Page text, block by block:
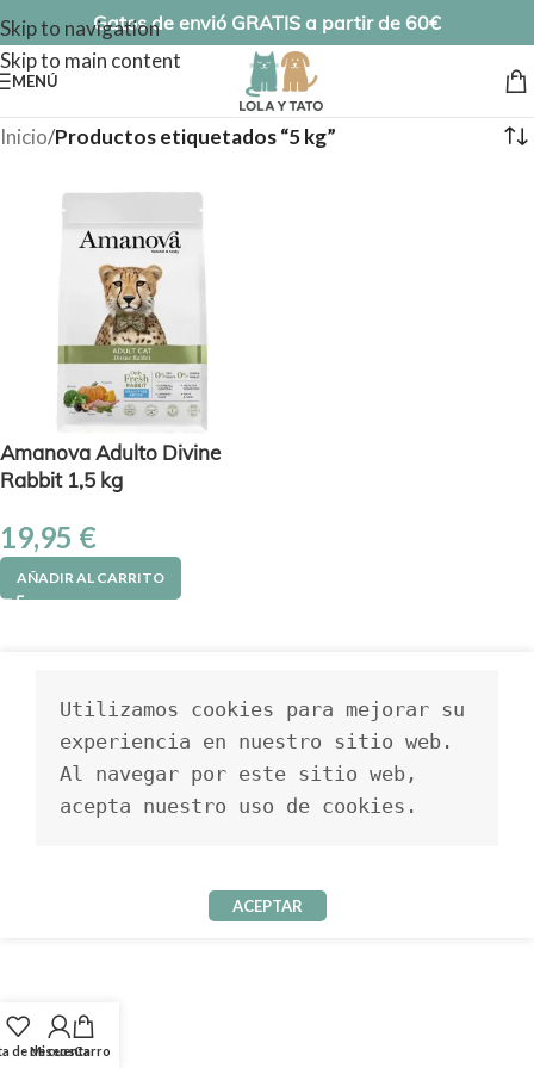
Skip to navigation
Skip to main content
Gatos de envió GRATIS a partir de 60€
MENÚ
Inicio/Productos etiquetados “5 kg”
Amanova Adulto Divine
Rabbit 1,5 kg
19,95 €
AÑADIR AL CARRITO
de deseos
Mi cuentaCarro
Utilizamos cookies para mejorar su
experiencia en nuestro sitio web.
Al navegar por este sitio web,
acepta nuestro uso de cookies.
ACEPTAR